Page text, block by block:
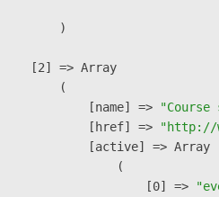
        )
    [2] => Array
        (
            [name] =>
            [href] =>
"http://
            [active] => Array
                (
                    [0] =>